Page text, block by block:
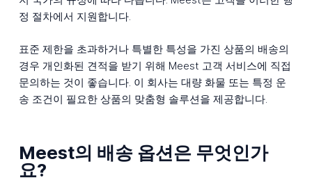
정 절차에서 지원합니다.
표준 제한을 초과하거나 특별한 특성을 가진 상품의 배송의
경우 개인화된 견적을 받기 위해 Meest 고객 서비스에 직접
문의하는 것이 좋습니다. 이 회사는 대량 화물 또는 특정 운
송 조건이 필요한 상품의 맞춤형 솔루션을 제공합니다.
Meest의 배송 옵션은 무엇인가
요?